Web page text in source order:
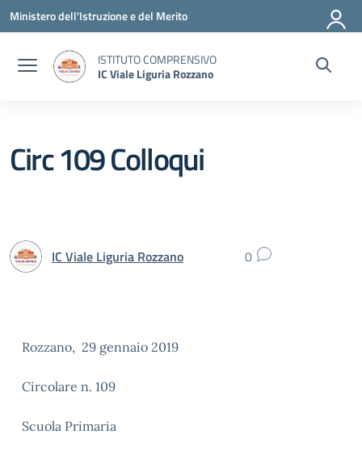
Vai ai contenuti
Vai al menu di navigazione
Vai al footer
Ministero dell'Istruzione e del Merito
ISTITUTO COMPRENSIVO
IC Viale Liguria Rozzano
Circ 109 Colloqui
IC Viale Liguria Rozzano 0
Rozzano, 29 gennaio 2019
Circolare n. 109
Scuola Primaria